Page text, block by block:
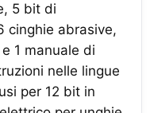
5 bit di
cinghie abrasive,
1 manuale di
nelle lingue
per 12 bit in